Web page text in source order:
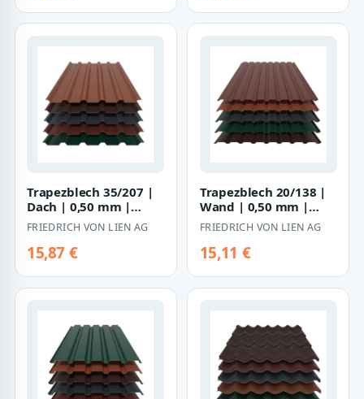
Trapezblech 35/207 |
Dach | 0,50 mm |
Stahl | 60 µm
PURAMID
FRIEDRICH VON LIEN AG
15,87 €
Trapezblech 20/138 |
Wand | 0,50 mm |
Stahl | 60 µm
PURAMID
FRIEDRICH VON LIEN AG
15,11 €